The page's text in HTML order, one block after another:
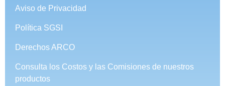
Aviso de Privacidad
Política SGSI
Derechos ARCO
Consulta los Costos y las Comisiones de nuestros
productos